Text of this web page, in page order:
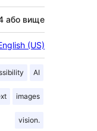
або вище
(US)
AI
images
vision.